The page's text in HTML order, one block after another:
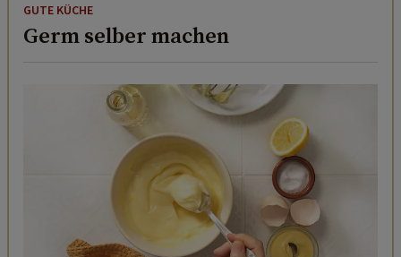
GUTE KÜCHE
Germ selber machen